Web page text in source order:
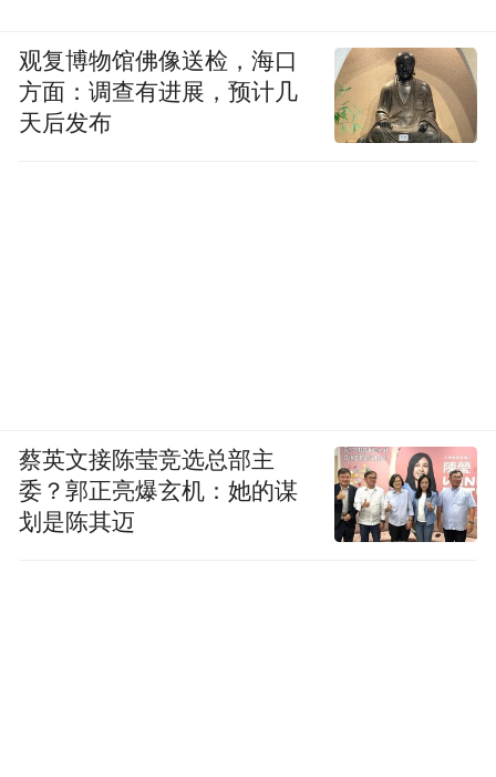
观复博物馆佛像送检，海口
方面：调查有进展，预计几
天后发布
蔡英文接陈莹竞选总部主
委？郭正亮爆玄机：她的谋
划是陈其迈